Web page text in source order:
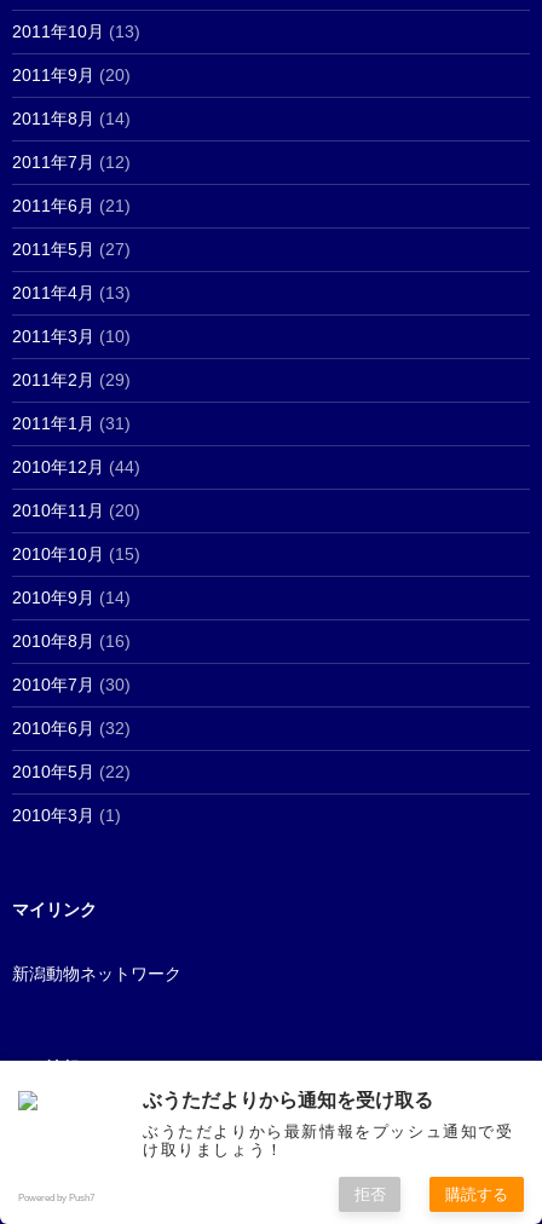
2011年10月 (13)
2011年9月 (20)
2011年8月 (14)
2011年7月 (12)
2011年6月 (21)
2011年5月 (27)
2011年4月 (13)
2011年3月 (10)
2011年2月 (29)
2011年1月 (31)
2010年12月 (44)
2010年11月 (20)
2010年10月 (15)
2010年9月 (14)
2010年8月 (16)
2010年7月 (30)
2010年6月 (32)
2010年5月 (22)
2010年3月 (1)
マイリンク
新潟動物ネットワーク
ぶうただよりから通知を受け取る
ぶうただよりから最新情報をプッシュ通知で受
け取りましょう！
Powered by Push7 拒否 購読する